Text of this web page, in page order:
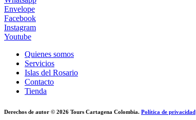
Envelope
Facebook
Instagram
Youtube
Quienes somos
Servicios
Islas del Rosario
Contacto
Tienda
Derechos de autor © 2026 Tours Cartagena Colombia. Política de privacidad